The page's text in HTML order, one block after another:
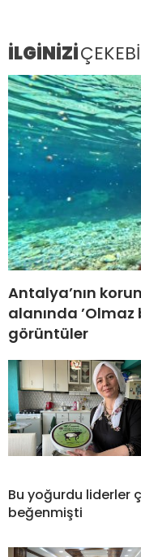
İLGİNİZİ
Antalya’nın
alanında
görüntüler
Bu yoğurdu liderler
beğenmişti